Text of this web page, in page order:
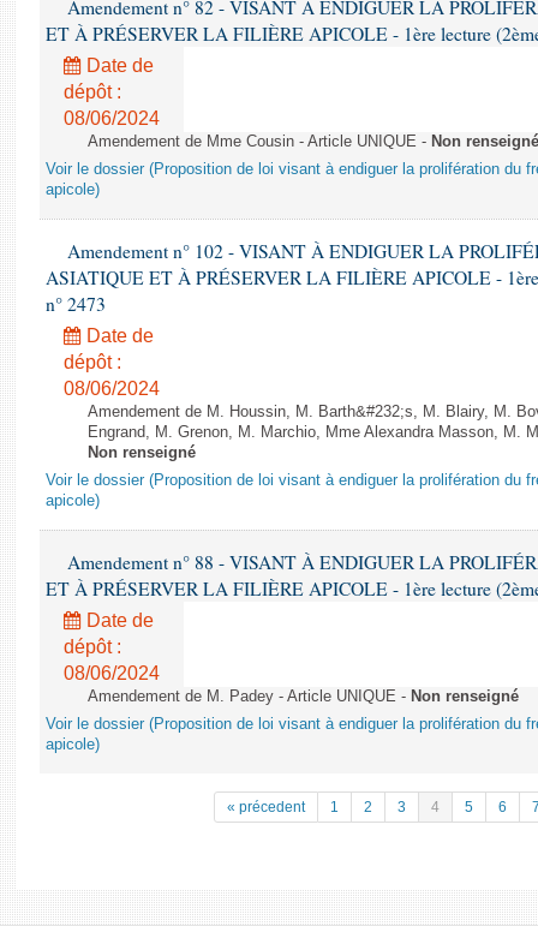
Amendement n° 82 - VISANT À ENDIGUER LA
ET À PRÉSERVER LA FILIÈRE APICOLE - 1ère lecture
Date de
dépôt :
08/06/2024
Amendement de Mme Cousin - Article UNIQUE - Non renseigné
Voir le dossier (Proposition de loi visant à endiguer la prolifération du
apicole)
Amendement n° 102 - VISANT À ENDIGUER LA
ASIATIQUE ET À PRÉSERVER LA FILIÈRE APICOLE - 1ère
n° 2473
Date de
dépôt :
08/06/2024
Amendement de M. Houssin, M. Barth&#232;s, M. Blairy, M.
Engrand, M. Grenon, M. Marchio, Mme Alexandra Masson, M.
Non renseigné
Voir le dossier (Proposition de loi visant à endiguer la prolifération du
apicole)
Amendement n° 88 - VISANT À ENDIGUER LA
ET À PRÉSERVER LA FILIÈRE APICOLE - 1ère lecture
Date de
dépôt :
08/06/2024
Amendement de M. Padey - Article UNIQUE - Non renseigné
Voir le dossier (Proposition de loi visant à endiguer la prolifération du
apicole)
« précedent 1 2 3 4 5 6